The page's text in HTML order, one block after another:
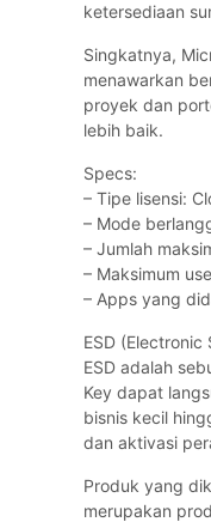
ketersediaan
Singkatnya,
menawarkan
proyek dan
lebih baik.
Specs:
– Tipe lisensi:
– Mode
– Jumlah
– Maksimum
– Apps yang
ESD
ESD adalah
Key dapat
bisnis kecil
dan aktivasi
Produk yang
merupakan